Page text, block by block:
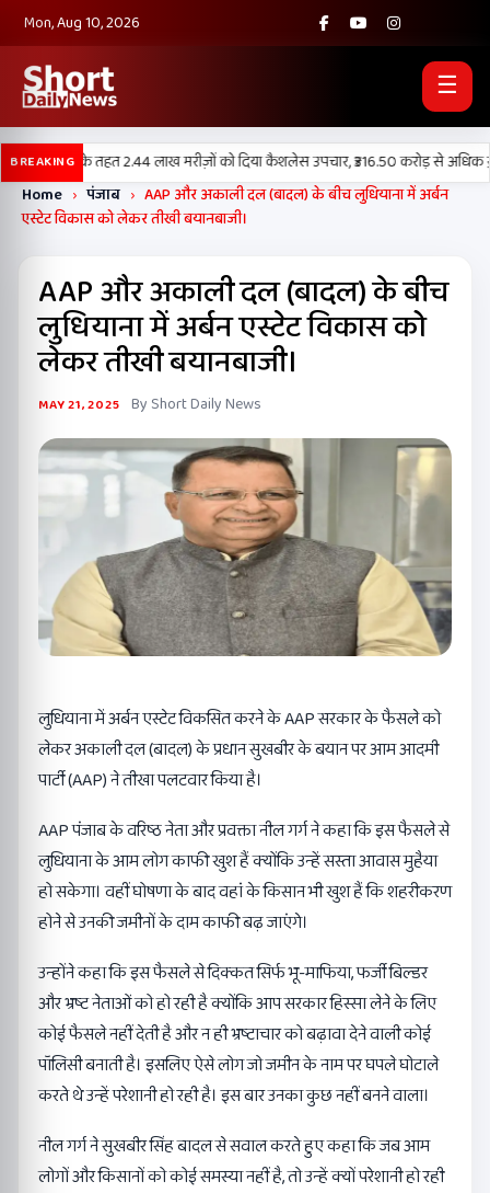
Mon, Aug 10, 2026
☰
BREAKING
प्रक्रियाओं के तहत 2.44 लाख मरीज़ों को दिया कैशलेस उपचार, ₹316.50 करोड़ से अधिक ख़र्च
Home › पंजाब › AAP और अकाली दल (बादल) के बीच लुधियाना में अर्बन
एस्टेट विकास को लेकर तीखी बयानबाजी।
AAP और अकाली दल (बादल) के बीच
लुधियाना में अर्बन एस्टेट विकास को
लेकर तीखी बयानबाजी।
MAY 21, 2025 By Short Daily News
लुधियाना में अर्बन एस्टेट विकसित करने के AAP सरकार के फैसले को
लेकर अकाली दल (बादल) के प्रधान सुखबीर के बयान पर आम आदमी
पार्टी (AAP) ने तीखा पलटवार किया है।
AAP पंजाब के वरिष्ठ नेता और प्रवक्ता नील गर्ग ने कहा कि इस फैसले से
लुधियाना के आम लोग काफी खुश हैं क्योंकि उन्हें सस्ता आवास मुहैया
हो सकेगा। वहीं घोषणा के बाद वहां के किसान भी खुश हैं कि शहरीकरण
होने से उनकी जमीनों के दाम काफी बढ़ जाएंगे।
उन्होंने कहा कि इस फैसले से दिक्कत सिर्फ भू-माफिया, फर्जी बिल्डर
और भ्रष्ट नेताओं को हो रही है क्योंकि आप सरकार हिस्सा लेने के लिए
कोई फैसले नहीं देती है और न ही भ्रष्टाचार को बढ़ावा देने वाली कोई
पॉलिसी बनाती है। इसलिए ऐसे लोग जो जमीन के नाम पर घपले घोटाले
करते थे उन्हें परेशानी हो रही है। इस बार उनका कुछ नहीं बनने वाला।
नील गर्ग ने सुखबीर सिंह बादल से सवाल करते हुए कहा कि जब आम
लोगों और किसानों को कोई समस्या नहीं है, तो उन्हें क्यों परेशानी हो रही